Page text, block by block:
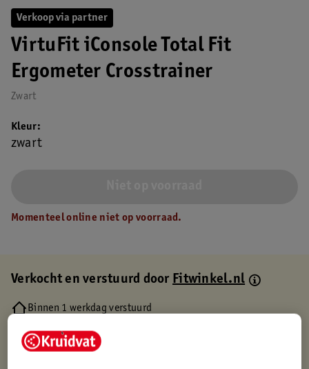
Verkoop via partner
VirtuFit iConsole Total Fit
Ergometer Crosstrainer
Zwart
Kleur
zwart
Momenteel online niet op voorraad.
Verkocht en verstuurd doorFitwinkel.nl
Binnen 1 werkdag verstuurd
Gratis retourneren via verkooppartner.